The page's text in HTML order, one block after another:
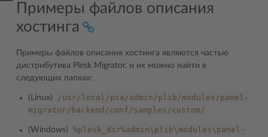
Примеры файлов описания
хостинга
Примеры файлов описания хостинга являются частью
дистрибутива Plesk Migrator, и их можно найти в
следующих папках:
(Linux)
/usr/local/psa/admin/plib/modules/panel-
migrator/backend/conf/samples/custom/
(Windows)
%plesk_dir%admin\plib\modules\panel-